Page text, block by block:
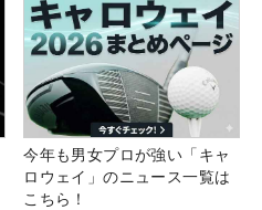
今年も男女プロが強い「キャ
ロウェイ」のニュース一覧は
こちら！